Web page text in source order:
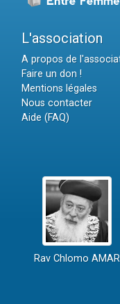
L'association
A propos de
Faire un don !
Mentions légales
Nous contacter
Aide (FAQ)
Rav Chlomo AMAR